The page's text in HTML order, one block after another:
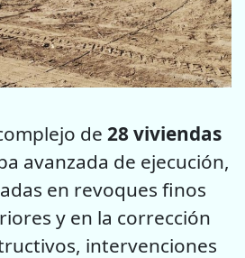
de 28 viviendas
avanzada de ejecución,
en revoques finos
y en la corrección
intervenciones